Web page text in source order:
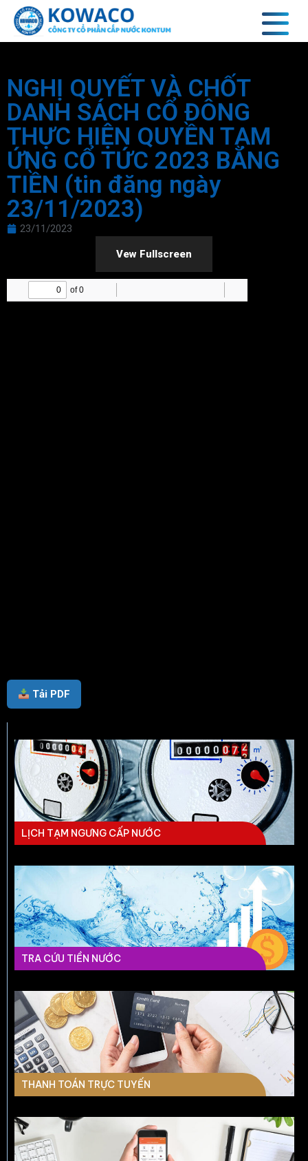
NGHỊ QUYẾT VÀ CHỐT
DANH SÁCH CỔ ĐÔNG
THỰC HIỆN QUYỀN TẠM
ỨNG CỔ TỨC 2023 BẰNG
TIỀN (tin đăng ngày
23/11/2023)
23/11/2023
Vew Fullscreen
Tải PDF
LỊCH TẠM NGƯNG CẤP NƯỚC
TRA CỨU TIỀN NƯỚC
THANH TOÁN TRỰC TUYẾN